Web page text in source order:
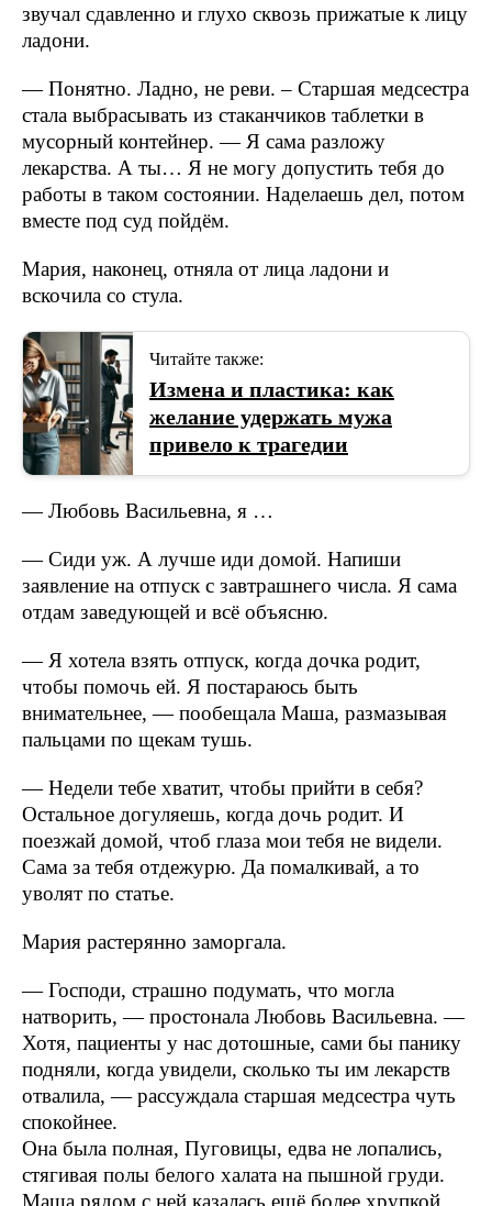
звучал сдавленно и глухо сквозь прижатые к лицу
ладони.
— Понятно. Ладно, не реви. – Старшая медсестра
стала выбрасывать из стаканчиков таблетки в
мусорный контейнер. — Я сама разложу
лекарства. А ты… Я не могу допустить тебя до
работы в таком состоянии. Наделаешь дел, потом
вместе под суд пойдём.
Мария, наконец, отняла от лица ладони и
вскочила со стула.
Читайте также:
Измена и пластика: как
желание удержать мужа
привело к трагедии
— Любовь Васильевна, я …
— Сиди уж. А лучше иди домой. Напиши
заявление на отпуск с завтрашнего числа. Я сама
отдам заведующей и всё объясню.
— Я хотела взять отпуск, когда дочка родит,
чтобы помочь ей. Я постараюсь быть
внимательнее, — пообещала Маша, размазывая
пальцами по щекам тушь.
— Недели тебе хватит, чтобы прийти в себя?
Остальное догуляешь, когда дочь родит. И
поезжай домой, чтоб глаза мои тебя не видели.
Сама за тебя отдежурю. Да помалкивай, а то
уволят по статье.
Мария растерянно заморгала.
— Господи, страшно подумать, что могла
натворить, — простонала Любовь Васильевна. —
Хотя, пациенты у нас дотошные, сами бы панику
подняли, когда увидели, сколько ты им лекарств
отвалила, — рассуждала старшая медсестра чуть
спокойнее.
Она была полная, Пуговицы, едва не лопались,
стягивая полы белого халата на пышной груди.
Маша рядом с ней казалась ещё более хрупкой.